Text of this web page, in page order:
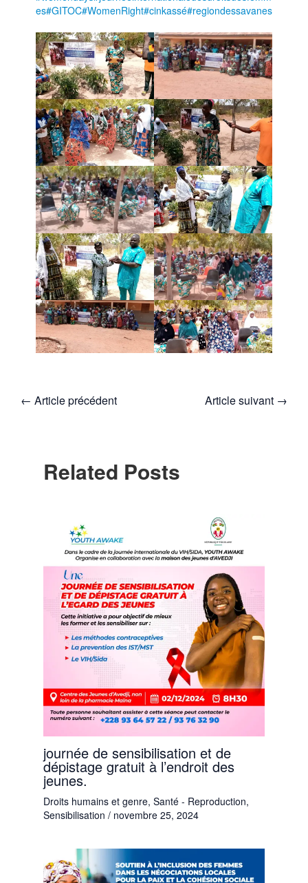
es#GITOC#WomenRight#cinkassé#regiondessavanes
← Article précédent Article suivant →
Related Posts
journée de sensibilisation et de
dépistage gratuit à l’endroit des
jeunes.
Droits humains et genre​, Santé - Reproduction,
Sensibilisation / novembre 25, 2024